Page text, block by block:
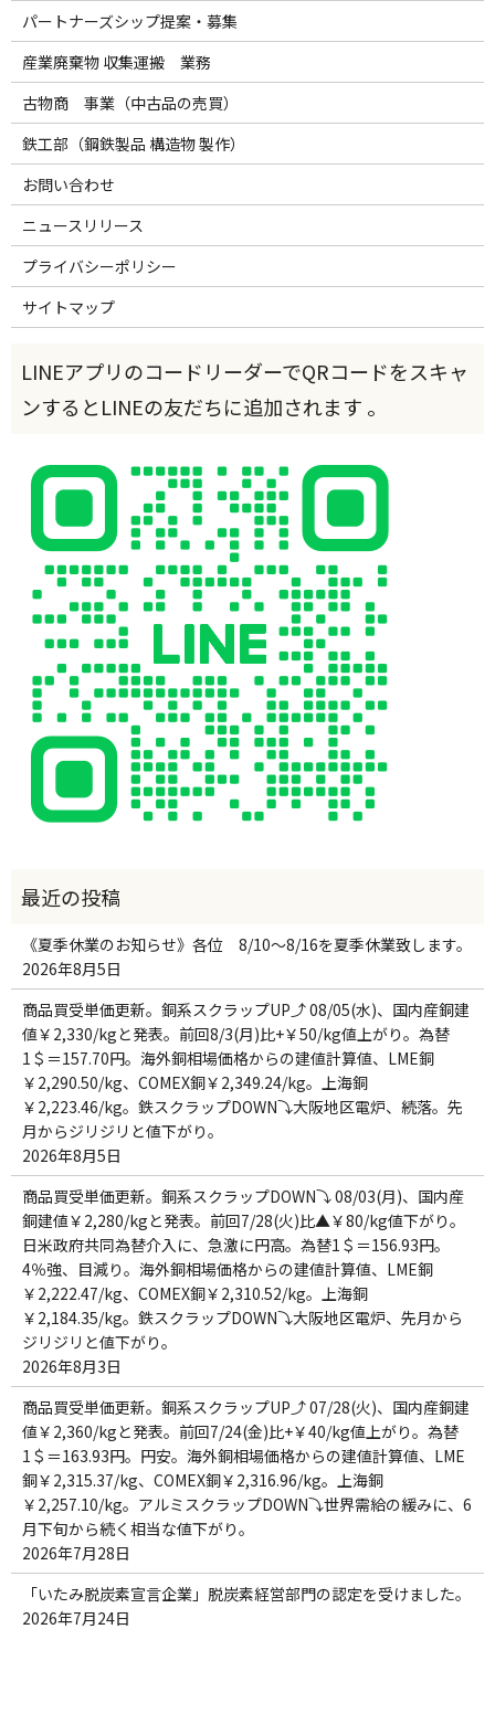
パートナーズシップ提案・募集
産業廃棄物 収集運搬 業務
古物商 事業（中古品の売買）
鉄工部（鋼鉄製品 構造物 製作）
お問い合わせ
ニュースリリース
プライバシーポリシー
サイトマップ
《夏季休業のお知らせ》各位 8/10～8/16を夏季休業致します。
2026年8月5日
商品買受単価更新。銅系スクラップUP⤴ 08/05(水)、国内産銅建
値￥2,330/kgと発表。前回8/3(月)比+￥50/kg値上がり。為替
1＄＝157.70円。海外銅相場価格からの建値計算値、LME銅
￥2,290.50/kg、COMEX銅￥2,349.24/kg。上海銅
￥2,223.46/kg。鉄スクラップDOWN⤵大阪地区電炉、続落。先
月からジリジリと値下がり。
2026年8月5日
商品買受単価更新。銅系スクラップDOWN⤵ 08/03(月)、国内産
銅建値￥2,280/kgと発表。前回7/28(火)比▲￥80/kg値下がり。
日米政府共同為替介入に、急激に円高。為替1＄＝156.93円。
4％強、目減り。海外銅相場価格からの建値計算値、LME銅
￥2,222.47/kg、COMEX銅￥2,310.52/kg。上海銅
￥2,184.35/kg。鉄スクラップDOWN⤵大阪地区電炉、先月から
ジリジリと値下がり。
2026年8月3日
商品買受単価更新。銅系スクラップUP⤴ 07/28(火)、国内産銅建
値￥2,360/kgと発表。前回7/24(金)比+￥40/kg値上がり。為替
1＄＝163.93円。円安。海外銅相場価格からの建値計算値、LME
銅￥2,315.37/kg、COMEX銅￥2,316.96/kg。上海銅
￥2,257.10/kg。アルミスクラップDOWN⤵世界需給の緩みに、6
月下旬から続く相当な値下がり。
2026年7月28日
「いたみ脱炭素宣言企業」脱炭素経営部門の認定を受けました。
2026年7月24日